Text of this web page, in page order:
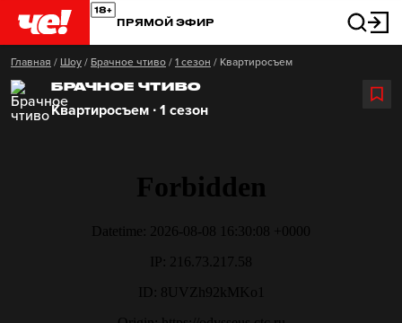
ПРЯМОЙ ЭФИР
Главная / Шоу / Брачное чтиво / 1 сезон / Квартиросъем
БРАЧНОЕ ЧТИВО
Квартиросъем ∙ 1 сезон